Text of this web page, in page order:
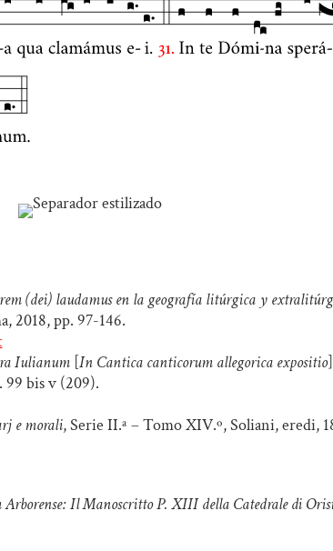
(dei) laudamus en la geografía litúrgica y
2018, pp. 97-146.
Iulianum[In Cantica canticorum allegorica expositio
99 bis v (209).
e morali, Serie II.ª – Tomo XIV.º, Soliani, eredi,
Il Manoscritto P. XIII della Catedrale di